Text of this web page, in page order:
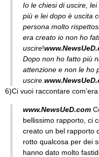
Io le chiesi di uscire,
più e lei dopo è uscita
persona molto
era creato io non ho
uscire!
Dopo non ho fatto più
attenzione e non le ho
uscire.
6)Ci vuoi raccontare
www.NewsUeD.com
bellissimo rapporto, ci
creato un bel rapporto
rotto qualcosa per dei
hanno dato molto